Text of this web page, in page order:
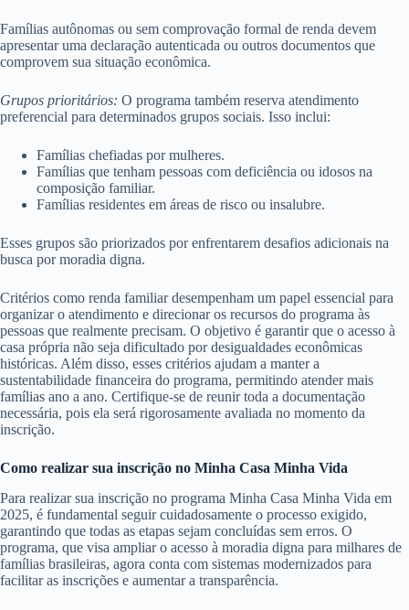
Famílias autônomas ou sem comprovação formal de renda devem
apresentar uma declaração autenticada ou outros documentos que
comprovem sua situação econômica.
Grupos prioritários: O programa também reserva atendimento
preferencial para determinados grupos sociais. Isso inclui:
Famílias chefiadas por mulheres.
Famílias que tenham pessoas com deficiência ou idosos na
composição familiar.
Famílias residentes em áreas de risco ou insalubre.
Esses grupos são priorizados por enfrentarem desafios adicionais na
busca por moradia digna.
Critérios como renda familiar desempenham um papel essencial para
organizar o atendimento e direcionar os recursos do programa às
pessoas que realmente precisam. O objetivo é garantir que o acesso à
casa própria não seja dificultado por desigualdades econômicas
históricas. Além disso, esses critérios ajudam a manter a
sustentabilidade financeira do programa, permitindo atender mais
famílias ano a ano. Certifique-se de reunir toda a documentação
necessária, pois ela será rigorosamente avaliada no momento da
inscrição.
Como realizar sua inscrição no Minha Casa Minha Vida
Para realizar sua inscrição no programa Minha Casa Minha Vida em
2025, é fundamental seguir cuidadosamente o processo exigido,
garantindo que todas as etapas sejam concluídas sem erros. O
programa, que visa ampliar o acesso à moradia digna para milhares de
famílias brasileiras, agora conta com sistemas modernizados para
facilitar as inscrições e aumentar a transparência.